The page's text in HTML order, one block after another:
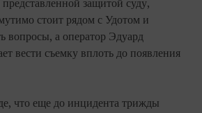
защитой суду,
стоит рядом с Удотом и
вопросы, а оператор Эдуард
вести съемку вплоть до появления
что еще до инцидента трижды